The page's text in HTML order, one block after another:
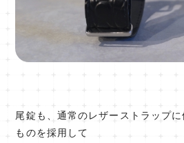
尾錠も、通常のレザーストラップ
ものを採用して